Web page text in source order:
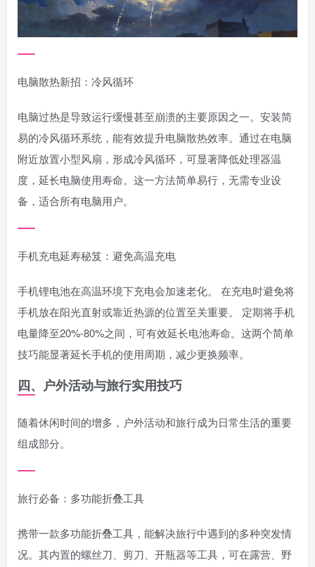
电脑散热新招：冷风循环
电脑过热是导致运行缓慢甚至崩溃的主要原因之一。安装简
易的冷风循环系统，能有效提升电脑散热效率。通过在电脑
附近放置小型风扇，形成冷风循环，可显著降低处理器温
度，延长电脑使用寿命。这一方法简单易行，无需专业设
备，适合所有电脑用户。
手机充电延寿秘笈：避免高温充电
手机锂电池在高温环境下充电会加速老化。 在充电时避免将
手机放在阳光直射或靠近热源的位置至关重要。 定期将手机
电量降至20%-80%之间，可有效延长电池寿命。这两个简单
技巧能显著延长手机的使用周期，减少更换频率。
四、户外活动与旅行实用技巧
随着休闲时间的增多，户外活动和旅行成为日常生活的重要
组成部分。
旅行必备：多功能折叠工具
携带一款多功能折叠工具，能解决旅行中遇到的多种突发情
况。其内置的螺丝刀、剪刀、开瓶器等工具，可在露营、野